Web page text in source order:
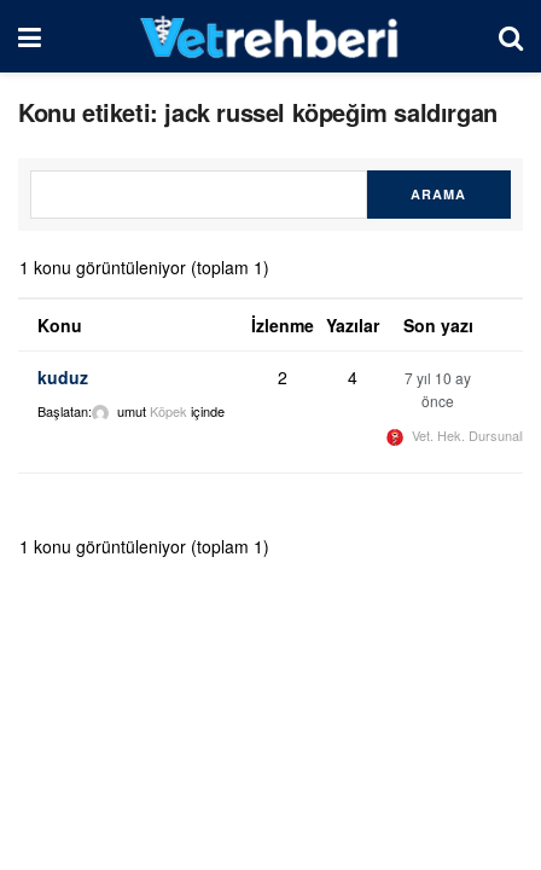
Konu etiketi: jack russel köpeğim saldırgan
1 konu görüntüleniyor (toplam 1)
Konu İzlenme Yazılar Son yazı
kuduz
Başlatan: umut Köpek içinde
2 4
7 yıl 10 ay
önce
Vet. Hek. Dursunali
1 konu görüntüleniyor (toplam 1)